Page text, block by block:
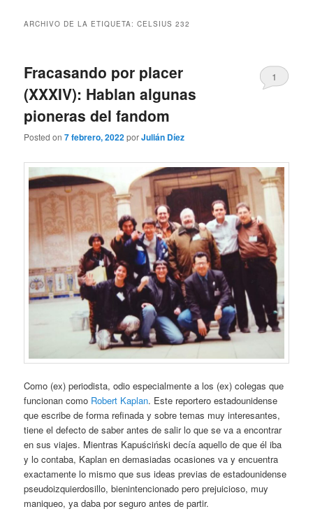
ARCHIVO DE LA ETIQUETA:CELSIUS 232
Fracasando por placer
(XXXIV): Hablan algunas
pioneras del fandom
Posted on7 febrero, 2022porJulián Díez
1
Como (ex) periodista, odio especialmente a los (ex) colegas que
funcionan como Robert Kaplan. Este reportero estadounidense
que escribe de forma refinada y sobre temas muy interesantes,
tiene el defecto de saber antes de salir lo que se va a encontrar
en sus viajes. Mientras Kapuściński decía aquello de que él iba
y lo contaba, Kaplan en demasiadas ocasiones va y encuentra
exactamente lo mismo que sus ideas previas de estadounidense
pseudoizquierdosillo, bienintencionado pero prejuicioso, muy
maniqueo, ya daba por seguro antes de partir.